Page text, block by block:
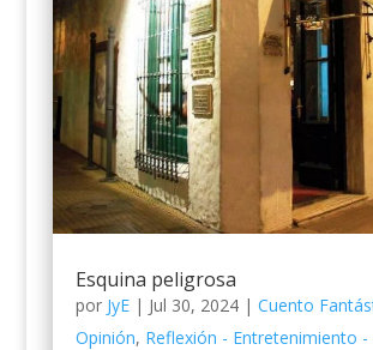
Esquina peligrosa
por JyE| Jul 30, 2024| Cuento
Opinión, Reflexión - Entretenimiento